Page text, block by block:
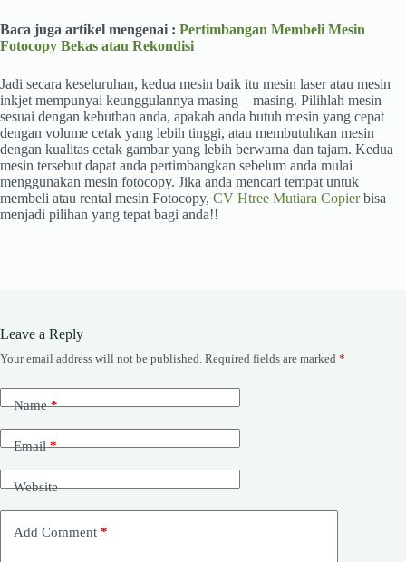
Baca juga artikel mengenai : Pertimbangan Membeli Mesin
Fotocopy Bekas atau Rekondisi
Jadi secara keseluruhan, kedua mesin baik itu mesin laser atau mesin
inkjet mempunyai keunggulannya masing – masing. Pilihlah mesin
sesuai dengan kebuthan anda, apakah anda butuh mesin yang cepat
dengan volume cetak yang lebih tinggi, atau membutuhkan mesin
dengan kualitas cetak gambar yang lebih berwarna dan tajam. Kedua
mesin tersebut dapat anda pertimbangkan sebelum anda mulai
menggunakan mesin fotocopy. Jika anda mencari tempat untuk
membeli atau rental mesin Fotocopy, CV Htree Mutiara Copierbisa
menjadi pilihan yang tepat bagi anda!!
Leave a Reply
Your email address will not be published. Required fields are marked *
Name*
Email*
Website
Add Comment *